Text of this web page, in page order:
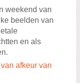
weekend van
beelden van
en als
afkeur van